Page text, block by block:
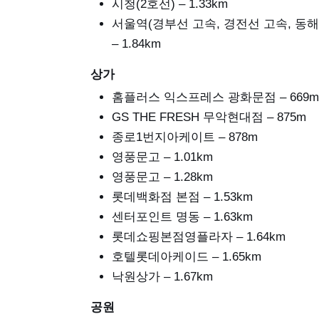
시청(2호선) – 1.33km
서울역(경부선 고속, 경전선 고속, 동
– 1.84km
상가
홈플러스 익스프레스 광화문점 – 669m
GS THE FRESH 무악현대점 – 875m
종로1번지아케이트 – 878m
영풍문고 – 1.01km
영풍문고 – 1.28km
롯데백화점 본점 – 1.53km
센터포인트 명동 – 1.63km
롯데쇼핑본점영플라자 – 1.64km
호텔롯데아케이드 – 1.65km
낙원상가 – 1.67km
공원